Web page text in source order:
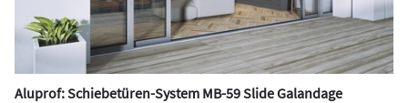
Aluprof: Schiebetüren-System MB-59 Slide Galandage